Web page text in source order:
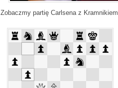
Zobaczmy partię Carlsena z Kramnikiem.